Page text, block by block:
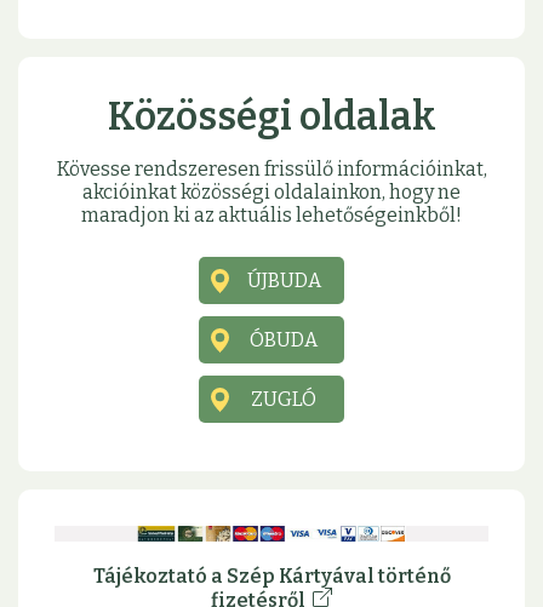
Közösségi oldalak
Kövesse rendszeresen frissülő információinkat,
akcióinkat közösségi oldalainkon, hogy ne
maradjon ki az aktuális lehetőségeinkből!
ÚJBUDA
ÓBUDA
ZUGLÓ
Tájékoztató a Szép Kártyával történő
fizetésről